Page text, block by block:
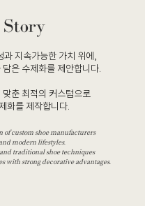
과 지속가능한 가치 위에,
은 수제화를 제안합니다.
춘 최적의 커스텀으로
화를 제작합니다.
of custom shoe manufacturers
modern lifestyles.
traditional shoe techniques
with strong decorative advantages.